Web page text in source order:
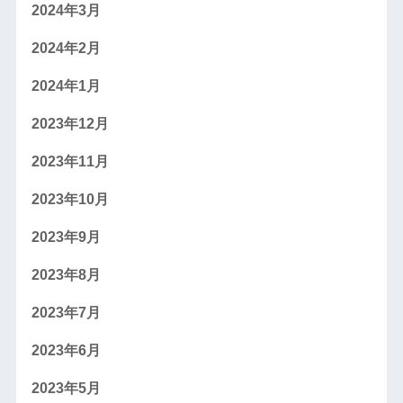
2024年3月
2024年2月
2024年1月
2023年12月
2023年11月
2023年10月
2023年9月
2023年8月
2023年7月
2023年6月
2023年5月